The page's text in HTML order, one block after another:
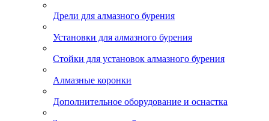
Дрели для алмазного бурения
Установки для алмазного бурения
Стойки для установок алмазного бурения
Алмазные коронки
Дополнительное оборудование и оснастка